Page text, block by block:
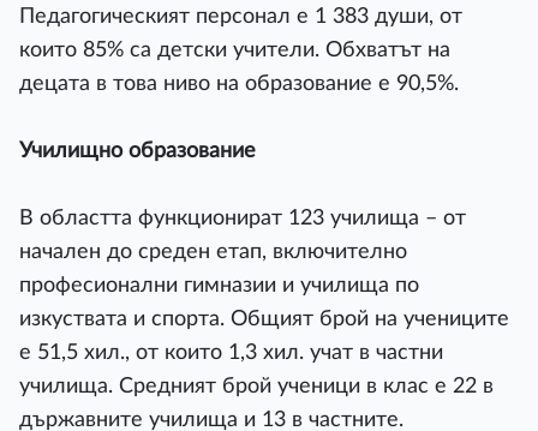
Педагогическият персонал е 1 383 души, от
които 85% са детски учители. Обхватът на
децата в това ниво на образование е 90,5%.
Училищно образование
В областта функционират 123 училища – от
начален до среден етап, включително
професионални гимназии и училища по
изкуствата и спорта. Общият брой на учениците
е 51,5 хил., от които 1,3 хил. учат в частни
училища. Средният брой ученици в клас е 22 в
държавните училища и 13 в частните.